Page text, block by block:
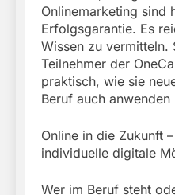
Onlinemarketing sind
Erfolgsgarantie. Es
Wissen zu vermitteln.
Teilnehmer der
praktisch, wie sie
Beruf auch anwenden
Online in die Zukunft
individuelle digitale
Wer im Beruf steht